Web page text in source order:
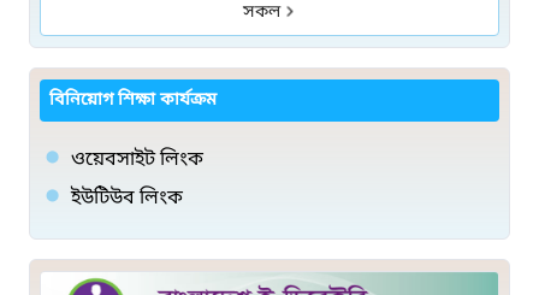
সকল
বিনিয়োগ শিক্ষা কার্যক্রম
ওয়েবসাইট লিংক
ইউটিউব লিংক